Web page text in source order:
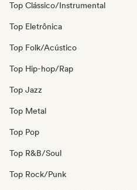
Top Clássico/Instrumental
Top Eletrônica
Top Folk/Acústico
Top Hip-hop/Rap
Top Jazz
Top Metal
Top Pop
Top R&B/Soul
Top Rock/Punk